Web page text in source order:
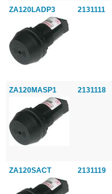
ZA120LADP3 2131111
ZA120MASP1 2131118
ZA120SACT 2131119